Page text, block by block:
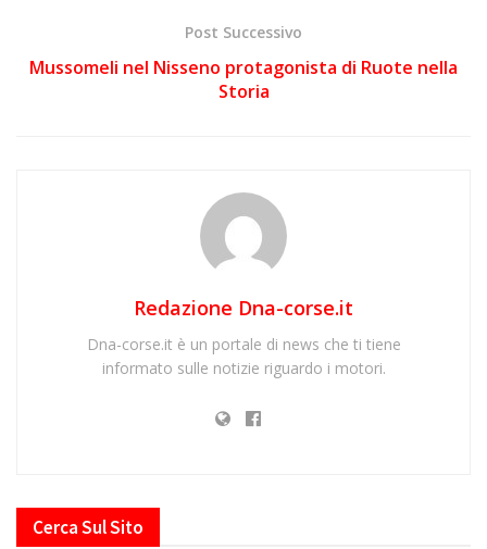
Post Successivo
Mussomeli nel Nisseno protagonista di Ruote nella
Storia
Redazione Dna-corse.it
Dna-corse.it è un portale di news che ti tiene
informato sulle notizie riguardo i motori.
Cerca Sul Sito